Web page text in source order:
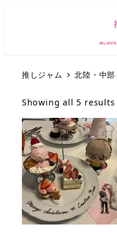
推しジャム 北陸・中部
Showing all 5 results